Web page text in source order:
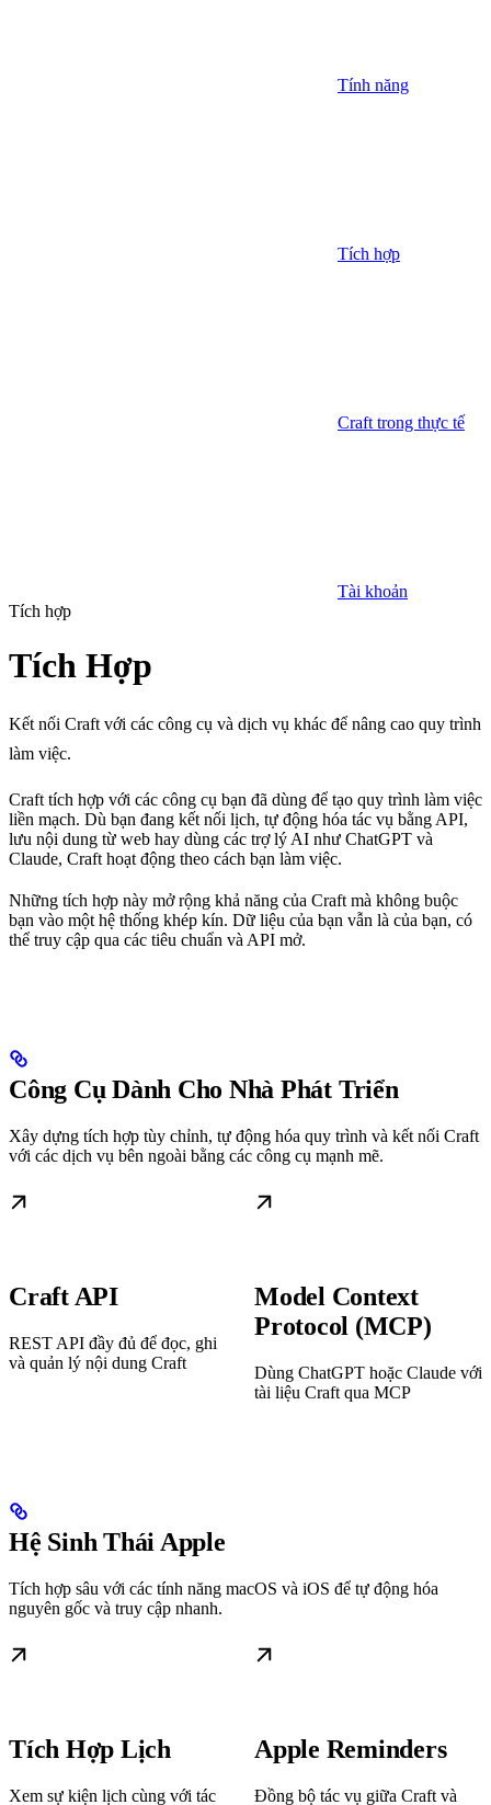
Tính năng
Tích hợp
Craft trong thực tế
Tài khoản
Tích hợp
Tích Hợp
Kết nối Craft với các công cụ và dịch vụ khác để nâng cao quy trình
làm việc.
Craft tích hợp với các công cụ bạn đã dùng để tạo quy trình làm việc
liền mạch. Dù bạn đang kết nối lịch, tự động hóa tác vụ bằng API,
lưu nội dung từ web hay dùng các trợ lý AI như ChatGPT và
Claude, Craft hoạt động theo cách bạn làm việc.
Những tích hợp này mở rộng khả năng của Craft mà không buộc
bạn vào một hệ thống khép kín. Dữ liệu của bạn vẫn là của bạn, có
thể truy cập qua các tiêu chuẩn và API mở.
Công Cụ Dành Cho Nhà Phát Triển
Xây dựng tích hợp tùy chỉnh, tự động hóa quy trình và kết nối Craft
với các dịch vụ bên ngoài bằng các công cụ mạnh mẽ.
Craft API
REST API đầy đủ để đọc, ghi
và quản lý nội dung Craft
Model Context
Protocol (MCP)
Dùng ChatGPT hoặc Claude với
tài liệu Craft qua MCP
Hệ Sinh Thái Apple
Tích hợp sâu với các tính năng macOS và iOS để tự động hóa
nguyên gốc và truy cập nhanh.
Tích Hợp Lịch
Xem sự kiện lịch cùng với tác
Apple Reminders
Đồng bộ tác vụ giữa Craft và